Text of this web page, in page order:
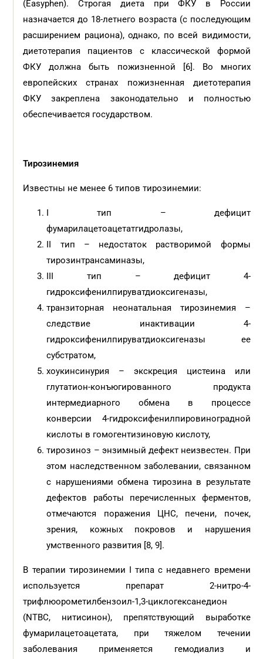
(Easyphen). Строгая диета при ФКУ в России
назначается до 18-летнего возраста (с последующим
расширением рациона), однако, по всей видимости,
диетотерапия пациентов с классической формой
ФКУ должна быть пожизненной [6]. Во многих
европейских странах пожизненная диетотерапия
ФКУ закреплена законодательно и полностью
обеспечивается государством.
Тирозинемия
Известны не менее 6 типов тирозинемии:
I тип – дефицит
фумарилацетоацетатгидролазы,
II тип – недостаток растворимой формы
тирозинтрансаминазы,
III тип – дефицит 4-
гидроксифенилпируватдиоксигеназы,
транзиторная неонатальная тирозинемия –
следствие инактивации 4-
гидроксифенилпируватдиоксигеназы ее
субстратом,
хоукинсинурия – экскреция цистеина или
глутатион-конъюгированного продукта
интермедиарного обмена в процессе
конверсии 4-гидроксифенилпировиноградной
кислоты в гомогентизиновую кислоту,
тирозиноз – энзимный дефект неизвестен. При
этом наследственном заболевании, связанном
с нарушениями обмена тирозина в результате
дефектов работы перечисленных ферментов,
отмечаются поражения ЦНС, печени, почек,
зрения, кожных покровов и нарушения
умственного развития [8, 9].
В терапии тирозинемии I типа с недавнего времени
используется препарат 2-нитро-4-
трифлюорометилбензоил-1,3-циклогексанедион
(NTBC, нитисинон), препятствующий выработке
фумарилацетоацетата, при тяжелом течении
заболевания применяется гемодиализ и